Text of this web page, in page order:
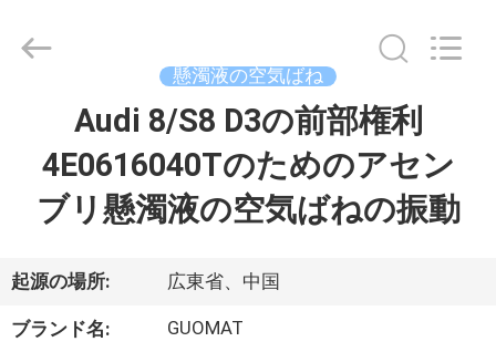
ダ
ク
2026
GUANGZHOU
懸濁液の空気ばね
Audi 8/S8 D3の前部権利
4E0616040Tのためのアセン
ブリ懸濁液の空気ばねの振動
起源の場所: 広東省、中国
ブランド名: GUOMAT